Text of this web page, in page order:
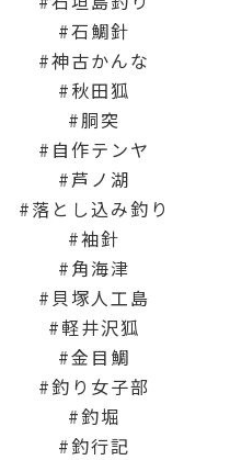
石鯛針
神古かんな
秋田狐
胴突
自作テンヤ
芦ノ湖
落とし込み釣り
袖針
角海津
貝塚人工島
軽井沢狐
金目鯛
釣り女子部
釣堀
釣行記